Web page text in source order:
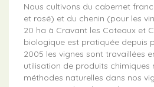
Nous cultivons du cabernet
et rosé) et du chenin (pour les
20 ha à Cravant les Coteaux et
biologique est pratiquée depuis
2005 les vignes sont travaillées
utilisation de produits chimiques
méthodes naturelles dans nos